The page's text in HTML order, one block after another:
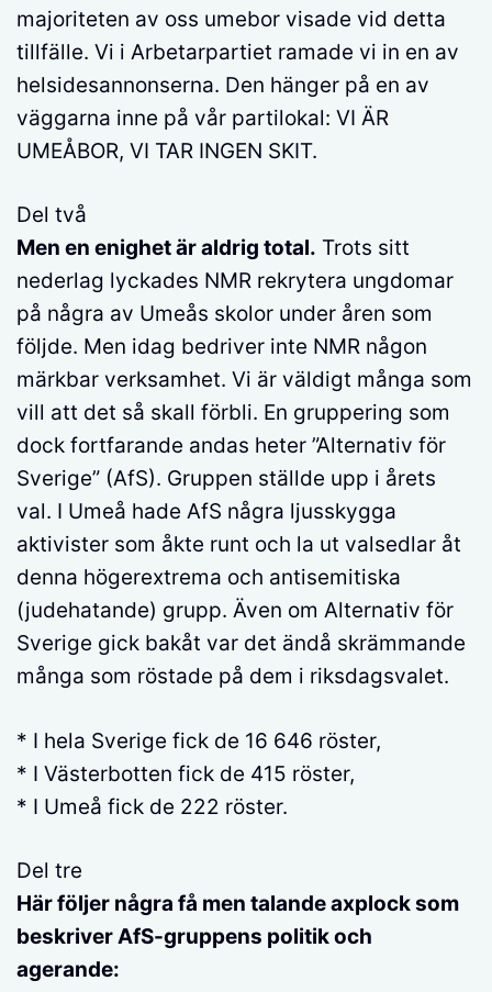
majoriteten av oss umebor visade vid detta
tillfälle. Vi i Arbetarpartiet ramade vi in en av
helsidesannonserna. Den hänger på en av
väggarna inne på vår partilokal: VI ÄR
UMEÅBOR, VI TAR INGEN SKIT.
Del två
Men en enighet är aldrig total. Trots sitt
nederlag lyckades NMR rekrytera ungdomar
på några av Umeås skolor under åren som
följde. Men idag bedriver inte NMR någon
märkbar verksamhet. Vi är väldigt många som
vill att det så skall förbli. En gruppering som
dock fortfarande andas heter ”Alternativ för
Sverige” (AfS). Gruppen ställde upp i årets
val. I Umeå hade AfS några ljusskygga
aktivister som åkte runt och la ut valsedlar åt
denna högerextrema och antisemitiska
(judehatande) grupp. Även om Alternativ för
Sverige gick bakåt var det ändå skrämmande
många som röstade på dem i riksdagsvalet.
* I hela Sverige fick de 16 646 röster,
* I Västerbotten fick de 415 röster,
* I Umeå fick de 222 röster.
Del tre
Här följer några få men talande axplock som
beskriver AfS-gruppens politik och
agerande: